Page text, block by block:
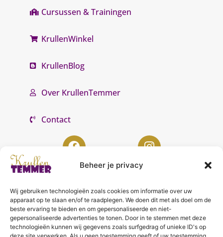
Beheer je privacy
Wij gebruiken technologieën zoals cookies om informatie over uw
apparaat op te slaan en/of te raadplegen. We doen dit met als doel om de
beste ervaring te bieden en om gepersonaliseerde en niet-
gepersonaliseerde advertenties te tonen. Door in te stemmen met deze
technologieën kunnen wij gegevens zoals surfgedrag of unieke ID's op
Cursussen & Trainingen
KrullenWinkel
KrullenBlog
Over KrullenTemmer
Contact
KrullenTemmer Lelystad
Punter 10 02
8242 DC Lelystad